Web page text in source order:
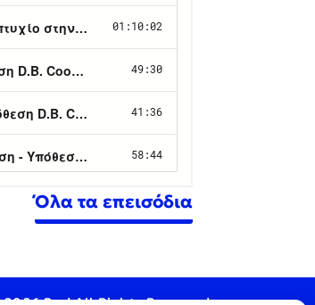
Όλα τα επεισόδια